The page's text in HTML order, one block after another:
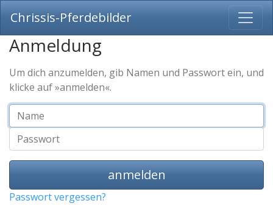
Chrissis-Pferdebilder
Anmeldung
Um dich anzumelden, gib Namen und Passwort ein, und
klicke auf »anmelden«.
Name
Passwort
anmelden
Passwort vergessen?